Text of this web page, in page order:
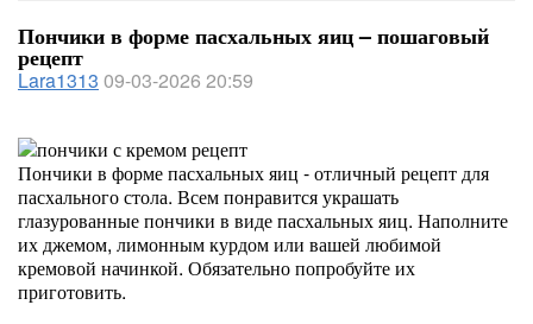
Пончики в форме пасхальных яиц – пошаговый
рецепт
Lara1313 09-03-2026 20:59
Пончики в форме пасхальных яиц - отличный рецепт для
пасхального стола. Всем понравится украшать
глазурованные пончики в виде пасхальных яиц. Наполните
их джемом, лимонным курдом или вашей любимой
кремовой начинкой. Обязательно попробуйте их
приготовить.